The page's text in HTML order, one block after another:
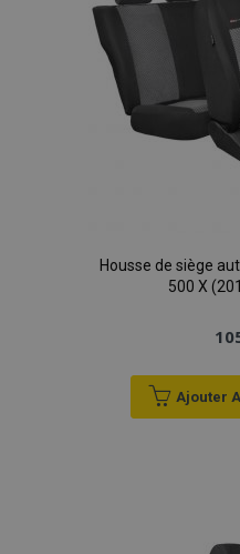
Housse de siège
500 X
Ajouter